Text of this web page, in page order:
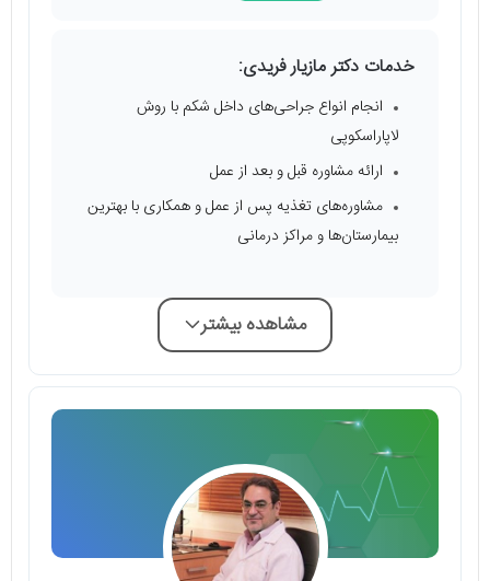
خدمات دکتر مازیار فریدی:
انجام انواع جراحی‌های داخل شکم با روش
لاپاراسکوپی
ارائه مشاوره قبل و بعد از عمل
مشاوره‌های تغذیه پس از عمل و همکاری با بهترین
بیمارستان‌ها و مراکز درمانی
مشاهده بیشتر